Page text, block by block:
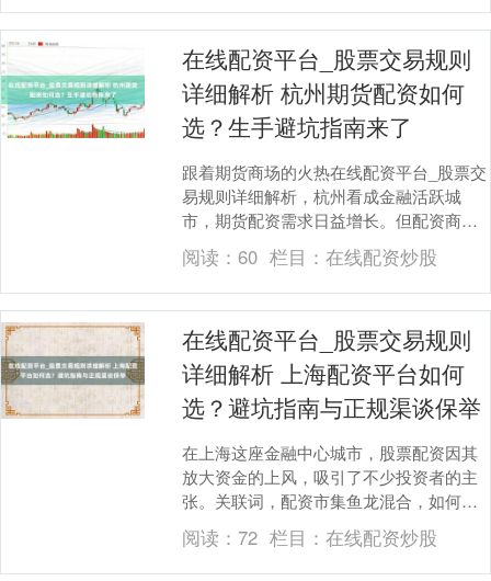
在线配资平台_股票交易规则
详细解析 杭州期货配资如何
选？生手避坑指南来了
跟着期货商场的火热在线配资平台_股票交
易规则详细解析，杭州看成金融活跃城
市，期货配资需求日益增长。但配资商场
鱼龙混合，生手稍不防御就可能踩坑。本
文为你梳理杭州期....
阅读：60 栏目： 在线配资炒股
在线配资平台_股票交易规则
详细解析 上海配资平台如何
选？避坑指南与正规渠谈保举
在上海这座金融中心城市，股票配资因其
放大资金的上风，吸引了不少投资者的主
张。关联词，配资市集鱼龙混合，如何弃
取一家正规、安全的配资平台，成了好多
股民调遣的问题。....
阅读：72 栏目： 在线配资炒股